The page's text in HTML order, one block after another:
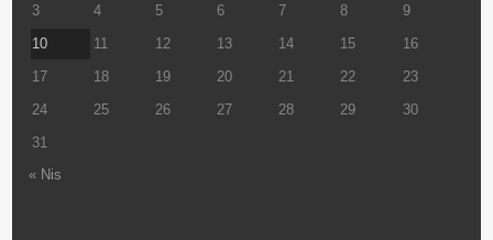
3
4 5 6 7 8
9
10
11 12 13 14 15
16
17
18 19 20 21 22
23
24
25 26 27 28 29
30
31
« Nis